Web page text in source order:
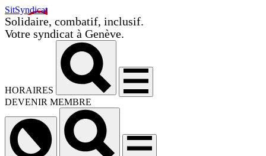
SitSyndicat
Solidaire, combatif, inclusif.
Votre syndicat à Genève.
HORAIRES
DEVENIR MEMBRE